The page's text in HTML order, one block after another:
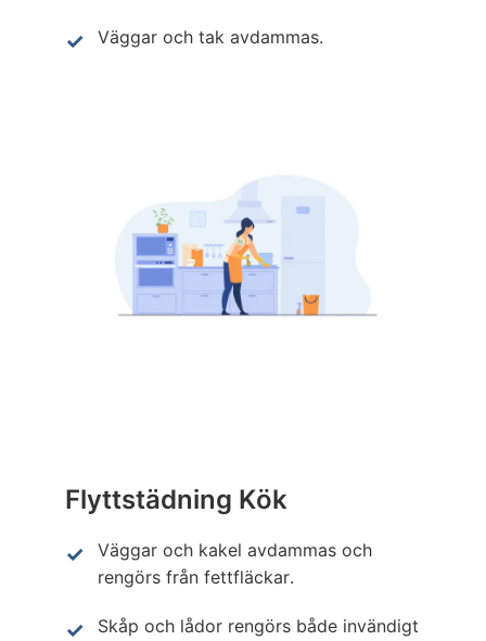
Väggar och tak avdammas.
Flyttstädning Kök
Väggar och kakel avdammas och
rengörs från fettfläckar.
Skåp och lådor rengörs både invändigt